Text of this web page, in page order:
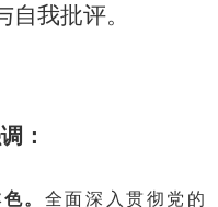
我批评。
：
。 全面深入贯彻党的